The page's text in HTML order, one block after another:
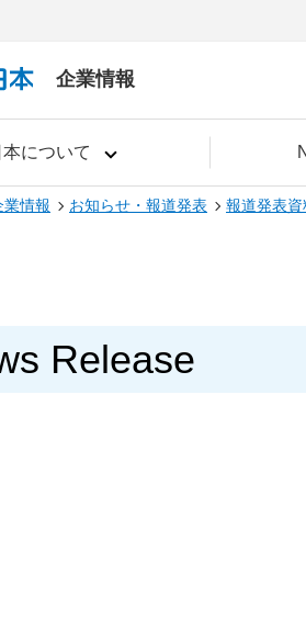
企業情報
について
業情報 お知らせ・報道発表 報道発表資
Release